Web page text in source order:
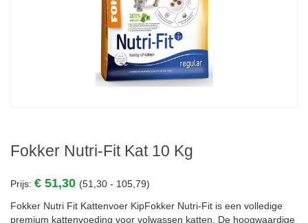
Fokker Nutri-Fit Kat 10 Kg
Prijs: € 51,30 (51,30 - 105,79)
Fokker Nutri Fit Kattenvoer KipFokker Nutri-Fit is een volledige
premium kattenvoeding voor volwassen katten. De hoogwaardige